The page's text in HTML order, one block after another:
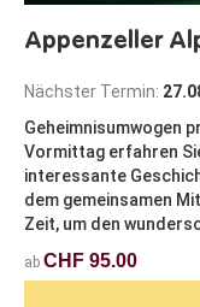
Appenzeller
Nächster Termin:
Geheimnisumwogen
Vormittag erfahren
interessante
dem gemeinsamen
Zeit, um den
ab CHF 95.00